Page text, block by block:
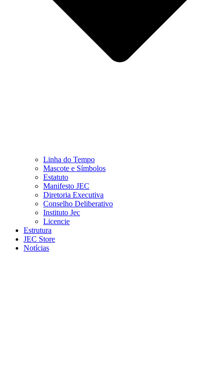
Linha do Tempo
Mascote e Símbolos
Estatuto
Manifesto JEC
Diretoria Executiva
Conselho Deliberativo
Instituto Jec
Licencie
Estrutura
JEC Store
Notícias